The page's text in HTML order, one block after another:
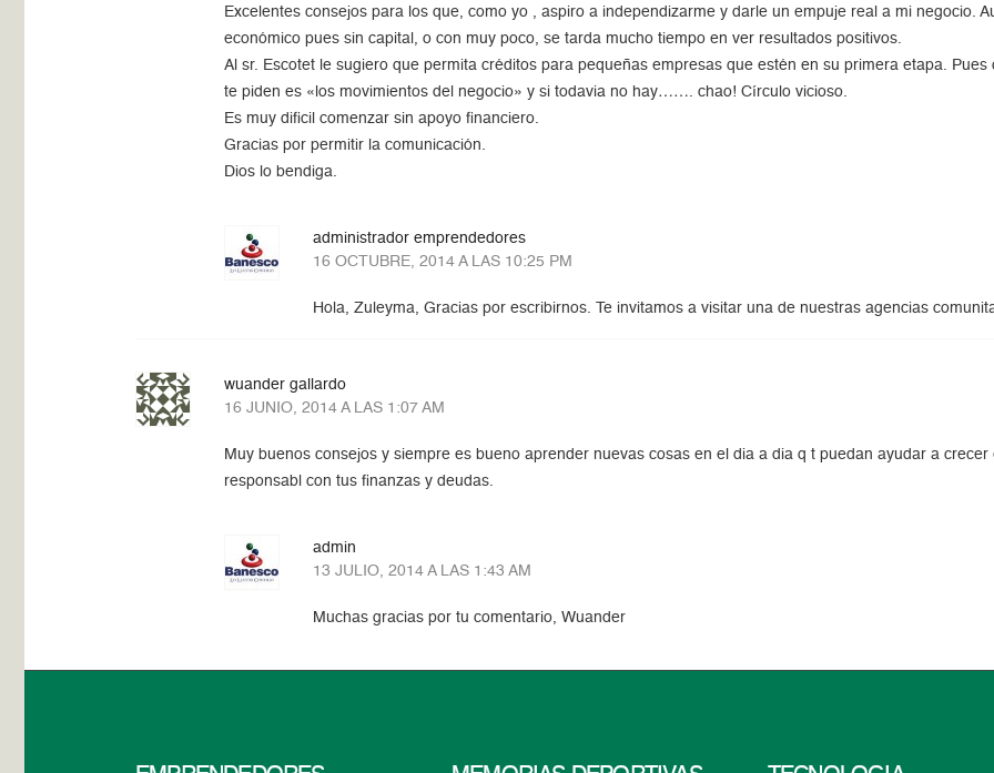
Excelentes consejos para los que, como yo , aspiro a independizarme y darle un empuje real a mi negocio.
económico pues sin capital, o con muy poco, se tarda mucho tiempo en ver resultados positivos.
Al sr. Escotet le sugiero que permita créditos para pequeñas empresas que estén en su primera etapa.
te piden es «los movimientos del negocio» y si todavia no hay……. chao! Círculo vicioso.
Es muy dificil comenzar sin apoyo financiero.
Gracias por permitir la comunicación.
Dios lo bendiga.
administrador emprendedores
16 OCTUBRE, 2014 A LAS 10:25 PM
Hola, Zuleyma, Gracias por escribirnos. Te invitamos a visitar una de nuestras agencias
wuander gallardo
16 JUNIO, 2014 A LAS 1:07 AM
Muy buenos consejos y siempre es bueno aprender nuevas cosas en el dia a dia q t puedan ayudar a
responsabl con tus finanzas y deudas.
admin
13 JULIO, 2014 A LAS 1:43 AM
Muchas gracias por tu comentario, Wuander